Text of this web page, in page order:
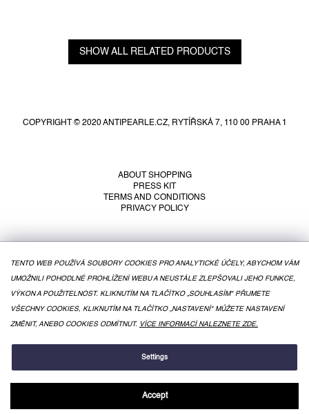
TENTO WEB POUŽÍVÁ SOUBORY COOKIES PRO ANALYTICKÉ ÚČELY, ABYCHOM VÁM
UMOŽNILI POHODLNÉ PROHLÍŽENÍ WEBU A NEUSTÁLE ZLEPŠOVALI JEHO FUNKCE,
VÝKON A POUŽITELNOST. KLIKNUTÍM NA TLAČÍTKO „SOUHLASÍM" PŘIJMETE
VŠECHNY COOKIES, KLIKNUTÍM NA TLAČÍTKO „NASTAVENÍ" MŮŽETE NASTAVENÍ
ZMĚNIT, ANEBO COOKIES ODMÍTNUT. VÍCE INFORMACÍ NALEZNETE ZDE.
Settings
Accept
SHOW ALL RELATED PRODUCTS
COPYRIGHT © 2020 ANTIPEARLE.CZ, RYTÍŘSKÁ 7, 110 00 PRAHA 1
ABOUT SHOPPING
PRESS KIT
TERMS AND CONDITIONS
PRIVACY POLICY
CREATED BY SHOPTET